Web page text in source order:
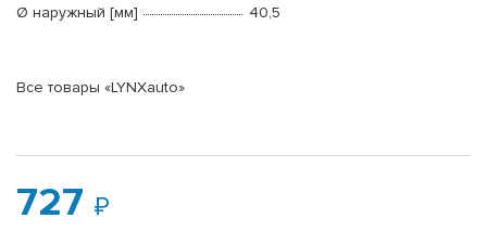
Ø наружный [мм]
40,5
Все товары «LYNXauto»
727